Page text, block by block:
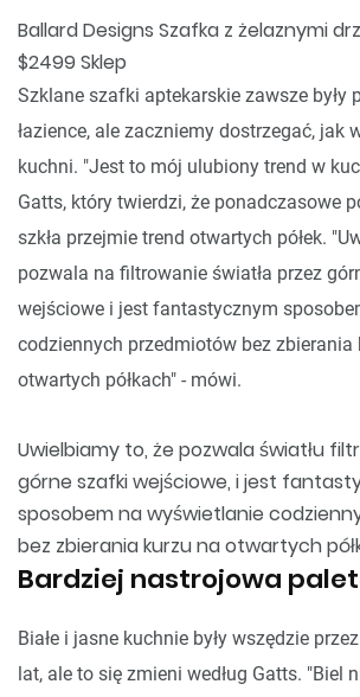
Ballard Designs Szafka z żelaznymi
$2499 Sklep
Szklane szafki aptekarskie zawsze były
łazience, ale zaczniemy dostrzegać, jak
kuchni. "Jest to mój ulubiony trend w
Gatts, który twierdzi, że ponadczasowe
szkła przejmie trend otwartych półek.
pozwala na filtrowanie światła przez
wejściowe i jest fantastycznym
codziennych przedmiotów bez zbierania
otwartych półkach" - mówi.
Uwielbiamy to, że pozwala światłu
górne szafki wejściowe, i jest
sposobem na wyświetlanie
bez zbierania kurzu na otwartych
Bardziej nastrojowa
Białe i jasne kuchnie były wszędzie
lat, ale to się zmieni według Gatts. "Biel